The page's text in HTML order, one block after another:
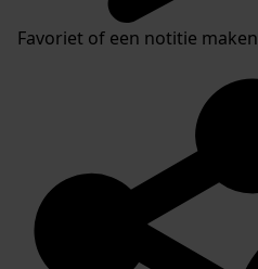
Favoriet of een notitie maken